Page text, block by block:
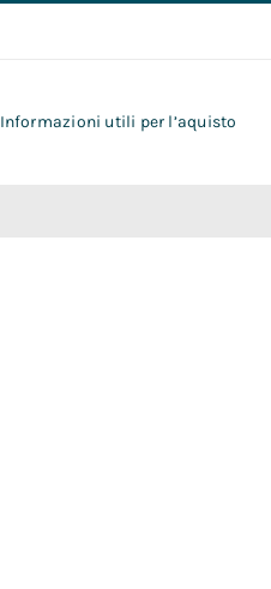
Informazioni utili per l’aquisto